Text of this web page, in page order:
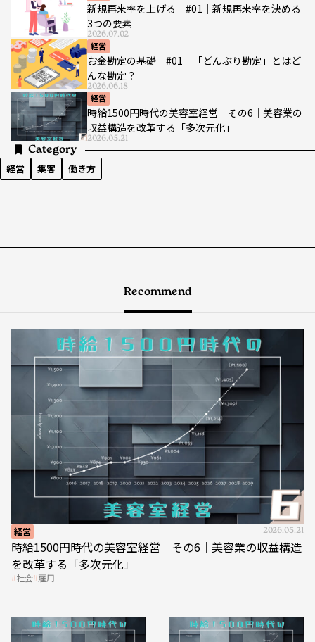
新規再来率を上げる #01｜新規再来率を決める
3つの要素
2026.07.02
経営
お金勘定の基礎 #01｜「どんぶり勘定」とはど
んな勘定？
2026.06.18
経営
時給1500円時代の美容室経営 その6｜美容業の
収益構造を改革する「多次元化」
2026.05.21
Category
経営 集客 働き方
Recommend
経営 2026.05.21
時給1500円時代の美容室経営 その6｜美容業の収益構造
を改革する「多次元化」
社会 雇用